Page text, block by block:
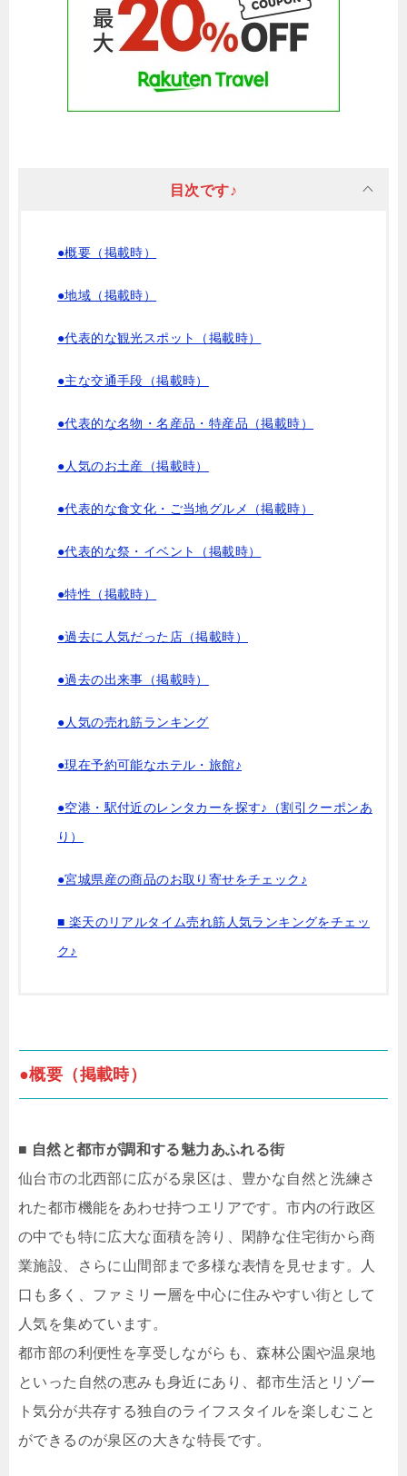
目次です♪
●概要（掲載時）
●地域（掲載時）
●代表的な観光スポット（掲載時）
●主な交通手段（掲載時）
●代表的な名物・名産品・特産品（掲載時）
●人気のお土産（掲載時）
●代表的な食文化・ご当地グルメ（掲載時）
●代表的な祭・イベント（掲載時）
●特性（掲載時）
●過去に人気だった店（掲載時）
●過去の出来事（掲載時）
●人気の売れ筋ランキング
●現在予約可能なホテル・旅館♪
●空港・駅付近のレンタカーを探す♪（割引クーポンあ
り）
●宮城県産の商品のお取り寄せをチェック♪
■ 楽天のリアルタイム売れ筋人気ランキングをチェッ
ク♪
●概要（掲載時）
■ 自然と都市が調和する魅力あふれる街
仙台市の北西部に広がる泉区は、豊かな自然と洗練さ
れた都市機能をあわせ持つエリアです。市内の行政区
の中でも特に広大な面積を誇り、閑静な住宅街から商
業施設、さらに山間部まで多様な表情を見せます。人
口も多く、ファミリー層を中心に住みやすい街として
人気を集めています。
都市部の利便性を享受しながらも、森林公園や温泉地
といった自然の恵みも身近にあり、都市生活とリゾー
ト気分が共存する独自のライフスタイルを楽しむこと
ができるのが泉区の大きな特長です。